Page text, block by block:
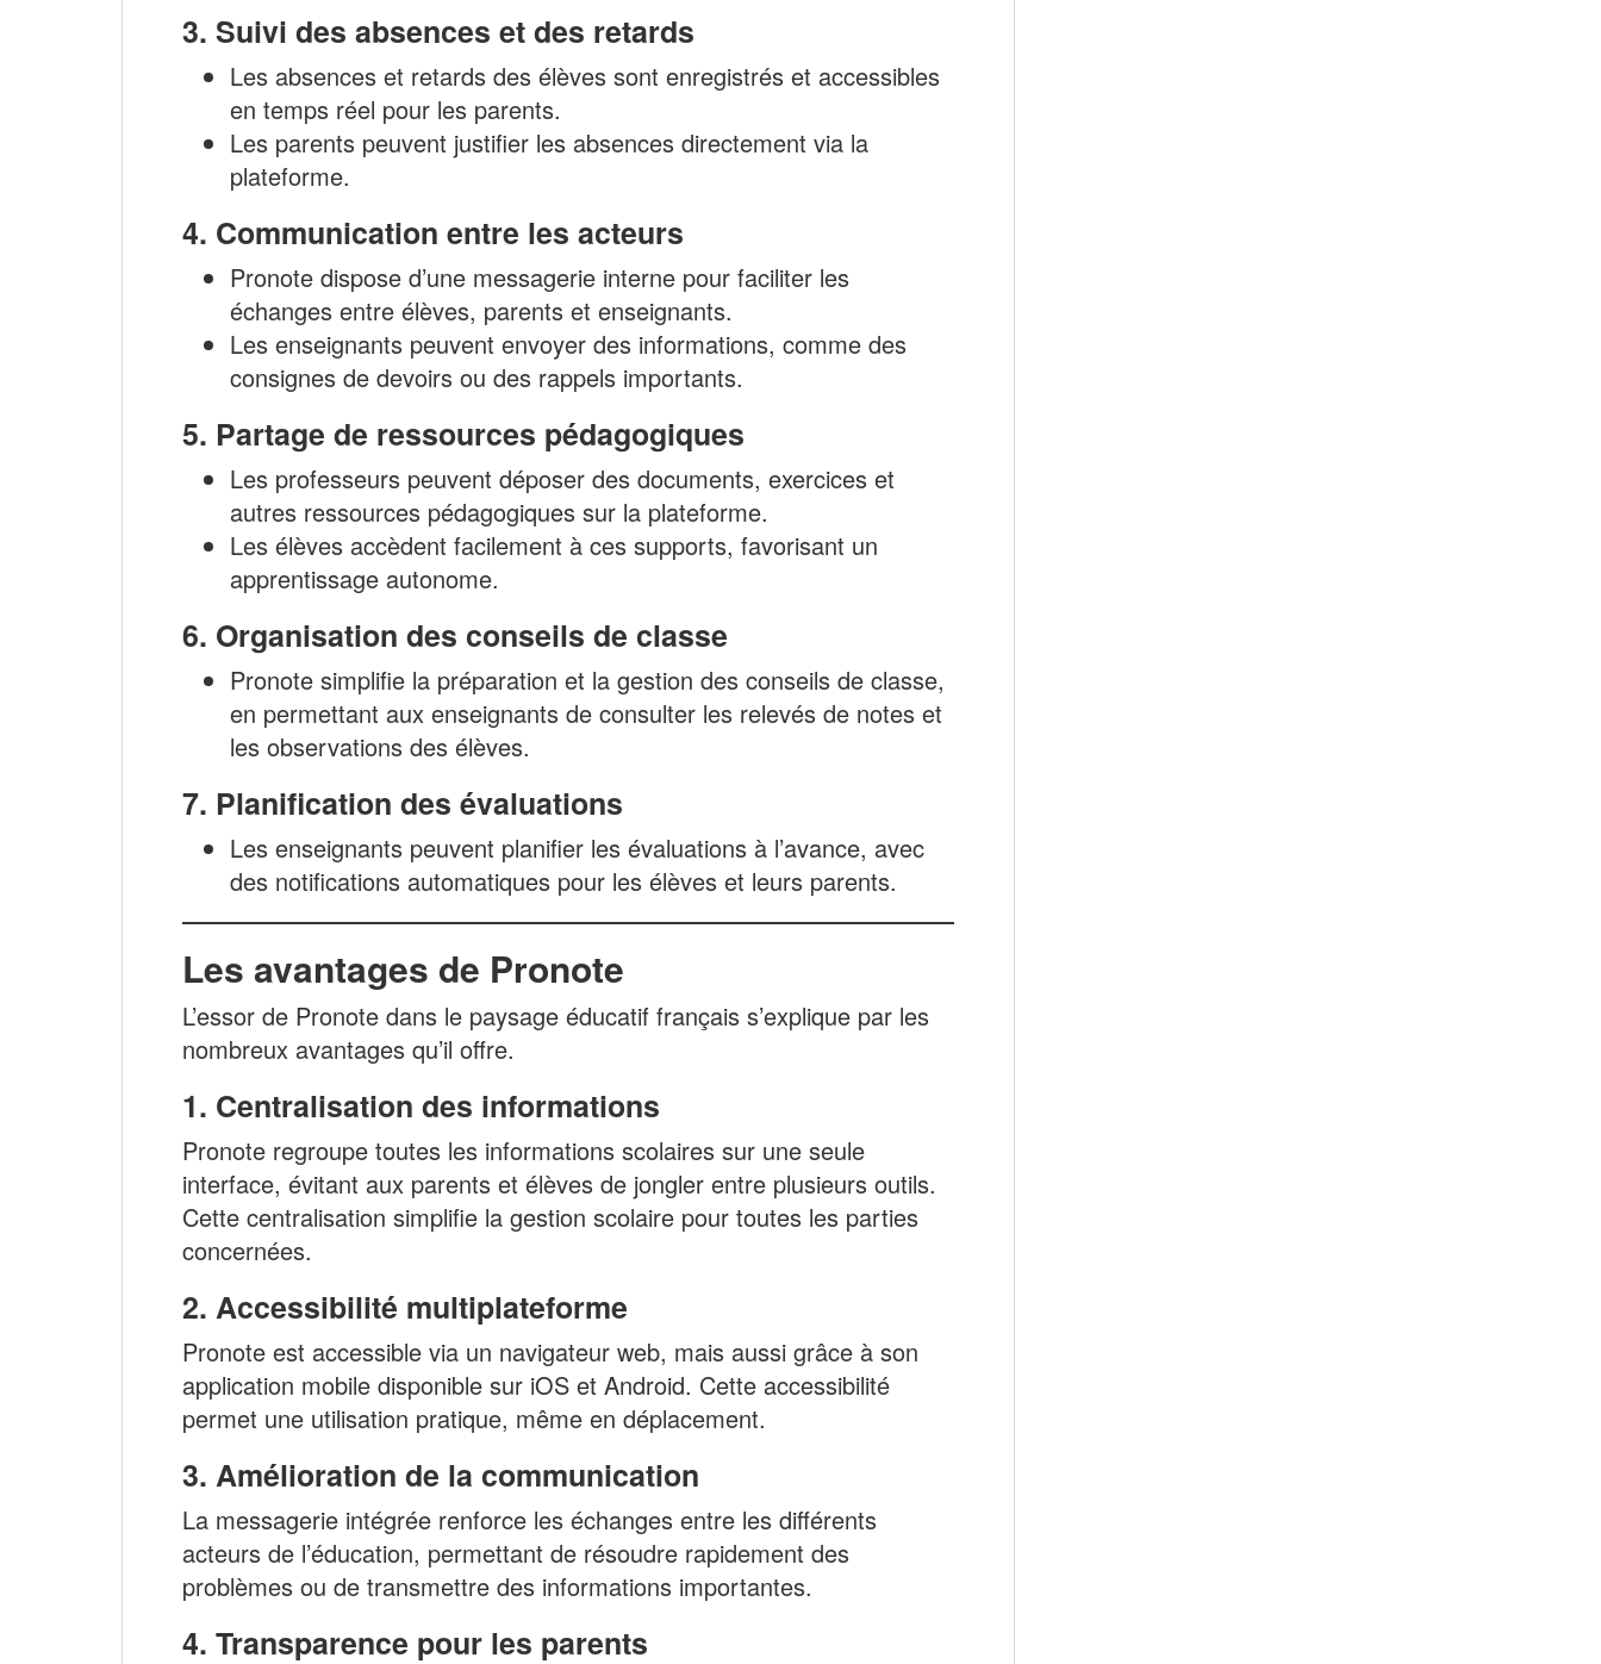
3. Suivi des absences et des retards
Les absences et retards des élèves sont enregistrés et accessibles
en temps réel pour les parents.
Les parents peuvent justifier les absences directement via la
plateforme.
4. Communication entre les acteurs
Pronote dispose d’une messagerie interne pour faciliter les
échanges entre élèves, parents et enseignants.
Les enseignants peuvent envoyer des informations, comme des
consignes de devoirs ou des rappels importants.
5. Partage de ressources pédagogiques
Les professeurs peuvent déposer des documents, exercices et
autres ressources pédagogiques sur la plateforme.
Les élèves accèdent facilement à ces supports, favorisant un
apprentissage autonome.
6. Organisation des conseils de classe
Pronote simplifie la préparation et la gestion des conseils de classe,
en permettant aux enseignants de consulter les relevés de notes et
les observations des élèves.
7. Planification des évaluations
Les enseignants peuvent planifier les évaluations à l’avance, avec
des notifications automatiques pour les élèves et leurs parents.
Les avantages de Pronote
L’essor de Pronote dans le paysage éducatif français s’explique par les
nombreux avantages qu’il offre.
1. Centralisation des informations
Pronote regroupe toutes les informations scolaires sur une seule
interface, évitant aux parents et élèves de jongler entre plusieurs outils.
Cette centralisation simplifie la gestion scolaire pour toutes les parties
concernées.
2. Accessibilité multiplateforme
Pronote est accessible via un navigateur web, mais aussi grâce à son
application mobile disponible sur iOS et Android. Cette accessibilité
permet une utilisation pratique, même en déplacement.
3. Amélioration de la communication
La messagerie intégrée renforce les échanges entre les différents
acteurs de l’éducation, permettant de résoudre rapidement des
problèmes ou de transmettre des informations importantes.
4. Transparence pour les parents